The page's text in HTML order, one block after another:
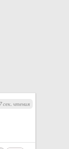
сек. чтения